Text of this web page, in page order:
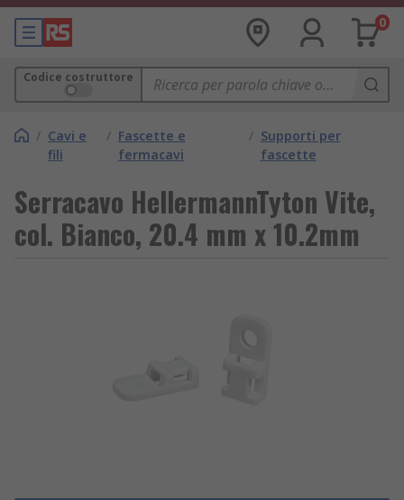
0
Codice costruttore
/ Cavi e
fili
/ Fascette e
fermacavi
/ Supporti per
fascette
Serracavo HellermannTyton Vite,
col. Bianco, 20.4 mm x 10.2mm